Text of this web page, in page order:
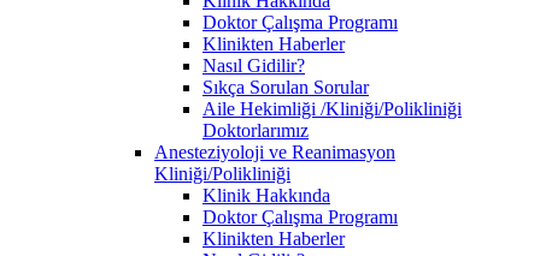
Doktor Çalışma Programı
Klinikten Haberler
Nasıl Gidilir?
Sıkça Sorulan Sorular
Aile Hekimliği /Kliniği/Polikliniği
Doktorlarımız
Anesteziyoloji ve Reanimasyon
Kliniği/Polikliniği
Klinik Hakkında
Doktor Çalışma Programı
Klinikten Haberler